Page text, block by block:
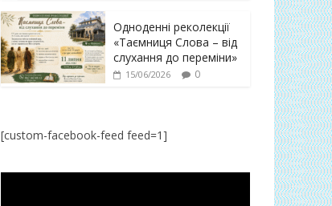
Одноденні реколекції
«Таємниця Слова – від
слухання до переміни»
15/06/2026 0
[custom-facebook-feed feed=1]